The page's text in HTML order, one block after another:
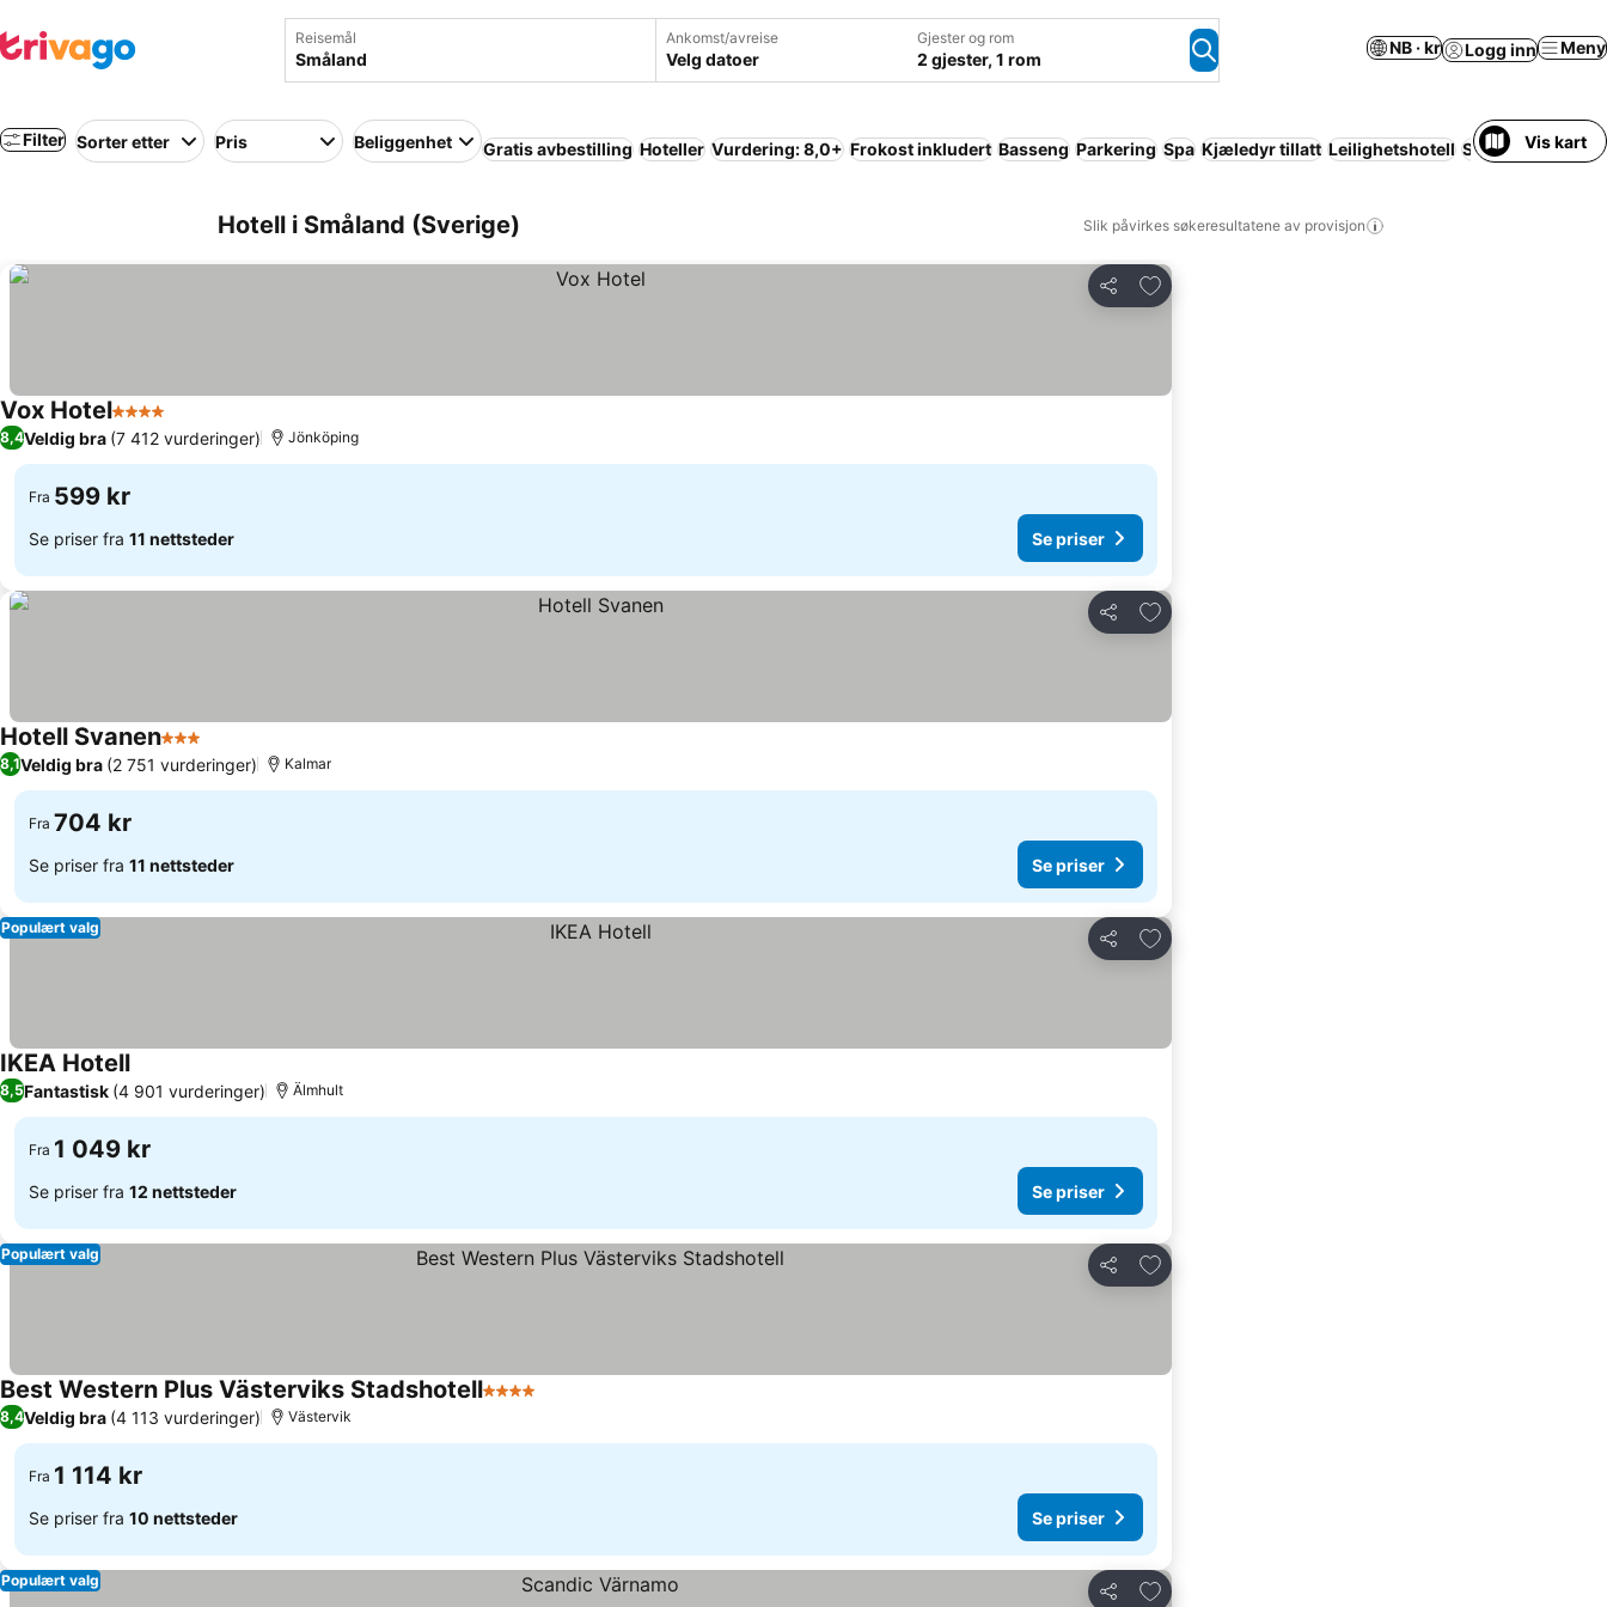
Reisemål Ankomst/avreise
Velg datoer
Gjester og rom
2 gjester, 1 rom
NB · kr Logg inn Meny
Filter Sorter etter Pris Beliggenhet Gratis avbestilling Hoteller Vurdering: 8,0+ Frokost inkludert Basseng Parkering Spa Kjæledyr tillatt Leilighetshotell Strand Helt hus
Vis kart
Hotell i Småland (Sverige) Slik påvirkes søkeresultatene av provisjon
Del
Legg til i favoritter
Vox Hotel4 Stjerner
8,4Veldig bra (7 412 vurderinger) Jönköping
Fra 599 kr
Se priser fra 11 nettsteder Se priser
Del
Legg til i favoritter
Hotell Svanen3 StjernerSe priser
8,1Veldig bra (2 751 vurderinger) Kalmar
Fra 704 kr
Se priser fra 11 nettsteder Se priser
Del
Legg til i favoritter
Populært valg
IKEA HotellSe priser
8,5Fantastisk (4 901 vurderinger) Älmhult
Fra 1 049 kr
Se priser fra 12 nettsteder Se priser
Del
Legg til i favoritter
Populært valg
Best Western Plus Västerviks Stadshotell4 Stjerner
8,4Veldig bra (4 113 vurderinger) Västervik
Fra 1 114 kr
Se priser fra 10 nettsteder Se priser
Del
Legg til i favoritter
Populært valg